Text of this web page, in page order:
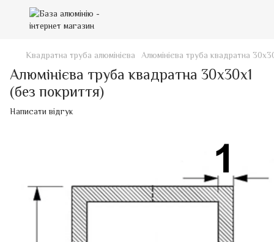
Квадратна труба алюмінієва Алюмінієва труба квадратна
Алюмінієва труба квадратна 30х30х1
(без покриття)
Написати відгук